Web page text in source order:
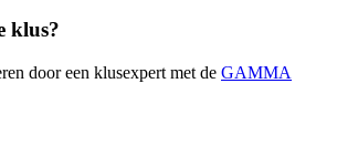
klus?
door een klusexpert met de GAMMA